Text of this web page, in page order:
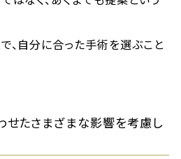
、自分に合った手術を選ぶこと
せたさまざまな影響を考慮し